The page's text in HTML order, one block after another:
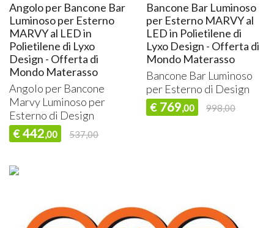
Angolo per Bancone Bar
Luminoso per Esterno
MARVY al LED in
Polietilene di Lyxo
Design - Offerta di
Mondo Materasso
Angolo per Bancone
Marvy Luminoso per
Esterno di Design
€ 442,00 537,00
Bancone Bar Luminoso
per Esterno MARVY al
LED in Polietilene di
Lyxo Design - Offerta di
Mondo Materasso
Bancone Bar Luminoso
per Esterno di Design
€ 769,00 998,00